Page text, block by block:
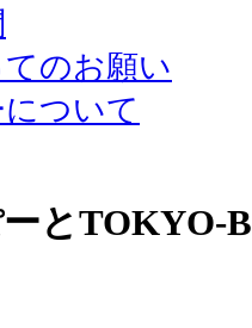
のお願い
ついて
とTOKYO-